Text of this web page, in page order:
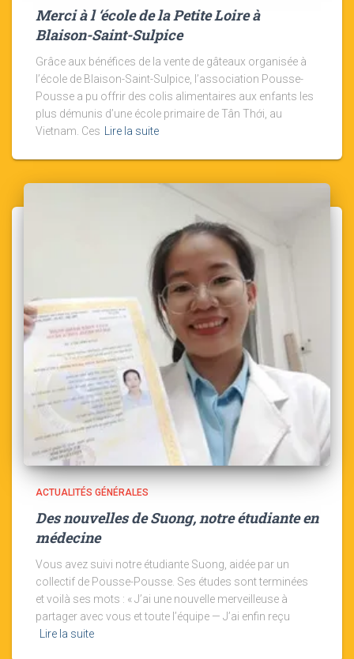
Merci à l ‘école de la Petite Loire à
Blaison-Saint-Sulpice
Grâce aux bénéfices de la vente de gâteaux organisée à
l’école de Blaison-Saint-Sulpice, l’association Pousse-
Pousse a pu offrir des colis alimentaires aux enfants les
plus démunis d’une école primaire de Tân Thới, au
Vietnam. Ces
Lire la suite
ACTUALITÉS GÉNÉRALES
Des nouvelles de Suong, notre étudiante en
médecine
Vous avez suivi notre étudiante Suong, aidée par un
collectif de Pousse-Pousse. Ses études sont terminées
et voilà ses mots : « J’ai une nouvelle merveilleuse à
partager avec vous et toute l’équipe — J’ai enfin reçu
Lire la suite